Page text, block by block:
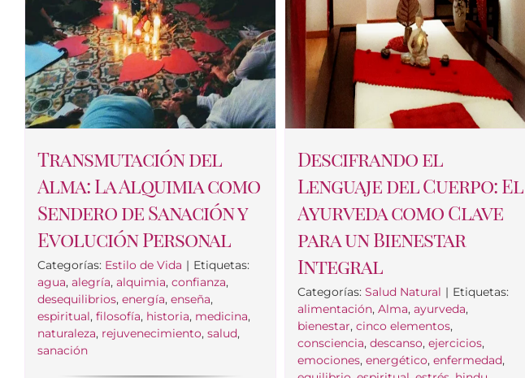
Transmutación del
Alma: La Alquimia como
Sendero de Sanación y
Evolución Personal
Categorías: Estilo de Vida | Etiquetas:
agua, alegría, alquimia, confianza,
desequilibrios, energía, enseña,
espiritual, filosofía, historia, medicina,
naturaleza, rejuvenecimiento, salud,
sanación
Descifrando el
Lenguaje del Cuerpo: El
Ayurveda como Clave
para un Bienestar
Integral
Categorías:Salud Natural | Etiquetas:
alimentación,Alma,ayurveda,
bienestar,cinco elementos,
consciencia,descanso,ejercicios,
emociones,energético,enfermedad,